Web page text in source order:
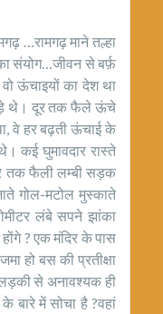
…रामगढ़ माने तल्हा
संयोग…जीवन से बर्फ़
ऊंचाइयों का देश था
थे। दूर तक फैले ऊंचे
वे हर बढ़ती ऊंचाई के
कई घुमावदार रास्ते
तक फैली लम्बी सड़क
गोल-मटोल मुस्काते
लंबे सपने झांका
? एक मंदिर के पास
हो बस की प्रतीक्षा
से अनावश्यक ही
बारे में सोचा है ?वहां